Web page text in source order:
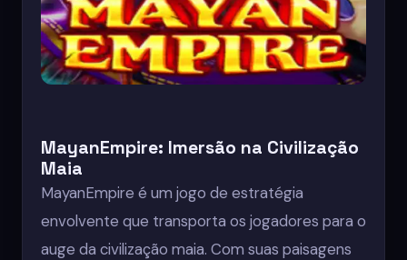
MayanEmpire: Imersão na Civilização
Maia
MayanEmpire é um jogo de estratégia
envolvente que transporta os jogadores para o
auge da civilização maia. Com suas paisagens